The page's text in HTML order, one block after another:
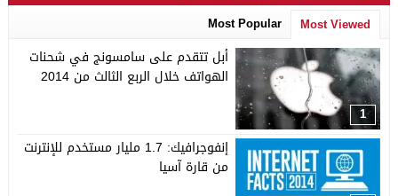
Most Viewed
Most Popular
1
أبل تتقدم على سامسونج في شحنات
الهواتف خلال الربع الثالث من 2014
إنفوجرافيك: 1.7 مليار مستخدم للإنترنت
من قارة آسيا